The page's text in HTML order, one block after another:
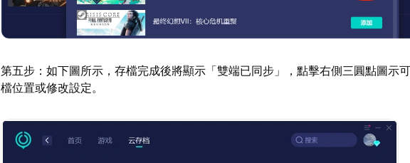
第五步：如下圖所示，存檔完成後將顯示「雙端已同步」，點擊右側三圓點圖示
檔位置或修改設定。